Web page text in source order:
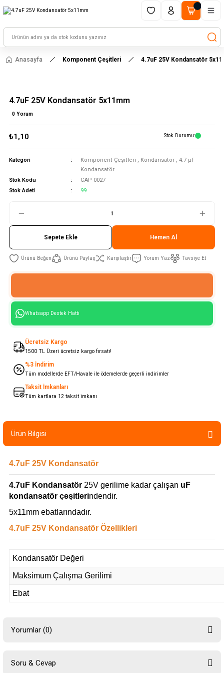
HAYAL ET - TASARLA - ÇALIŞTIR
Anasayfa Komponent Çeşitleri 4.7uF 25V Kondansatör
4.7uF 25V Kondansatör 5x11mm
0 Yorum
₺1,10 Stok Durumu
Kategori Komponent Çeşitleri , Kondansatör , 4.7 μF
Kondansatör
Stok Kodu
CAP-0027
Stok Adeti
99
Sepete Ekle Hemen Al
Ürünü Paylaş Karşılaştır Yorum Yaz Tavsiye Et
Whatsapp Destek Hattı
Ücretsiz Kargo
1500 TL Üzeri ücretsiz kargo fırsatı!
%3 İndirim
Tüm modellerde EFT/Havale ile ödemelerde geçerli indirimler
Taksit İmkanları
Tüm kartlara 12 taksit imkanı
Ürün Bilgisi
4.7uF 25V Kondansatör
4.7uF Kondansatör 25V gerilime kadar çalışan uF
kondansatör çeşitlerindendir.
5x11mm ebatlarındadır.
4.7uF 25V Kondansatör Özellikleri
Kondansatör Değeri
Maksimum Çalışma Gerilimi
Ebat
Yorumlar (0)
Soru & Cevap